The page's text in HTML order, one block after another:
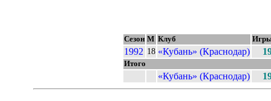
Сезон М Клуб
1992 18 «Кубань» (Краснодар)
Итого
«Кубань» (Краснодар)